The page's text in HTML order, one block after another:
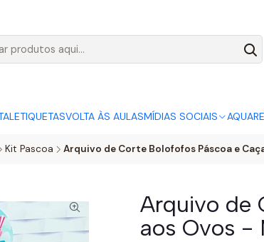
ETIQUETASVOLTA ÀS AULASMÍDIAS SOCIAIS
Kit Pascoa Arquivo de Corte Bolofofos Páscoa e
Arquivo de
aos Ovos -